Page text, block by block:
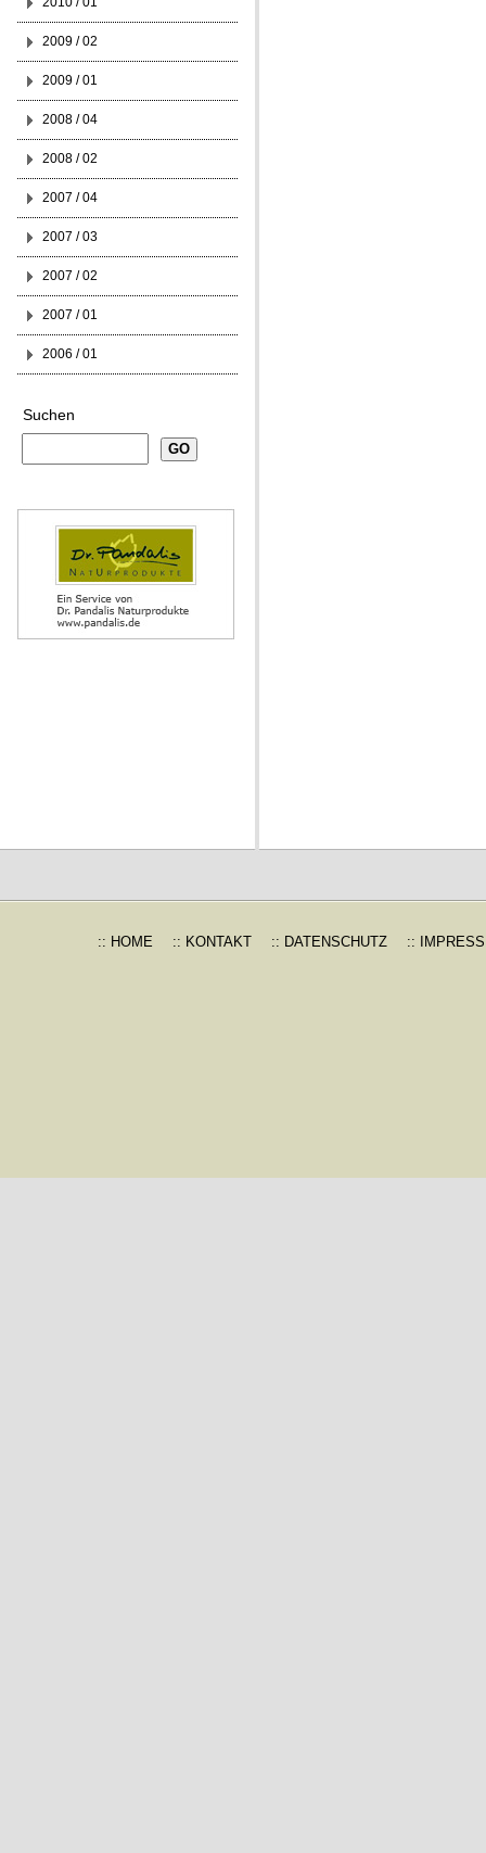
2009 / 02
2009 / 01
2008 / 04
2008 / 02
2007 / 04
2007 / 03
2007 / 02
2007 / 01
2006 / 01
Suchen
:: HOME :: KONTAKT :: DATENSCHUTZ ::